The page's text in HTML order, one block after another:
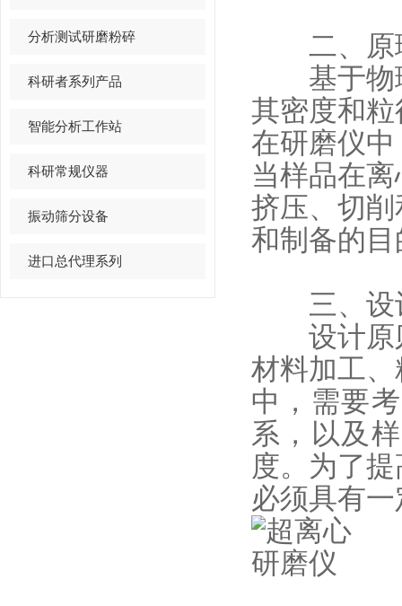
分析测试研磨粉碎
科研者系列产品
智能分析工作站
科研常规仪器
振动筛分设备
进口总代理系列
二、原
基于物理
其密度和
在研磨仪
当样品在
挤压、切
和制备的目
三、设
设计原则
材料加工
中，需要
系，以及
度。为了
必须具有